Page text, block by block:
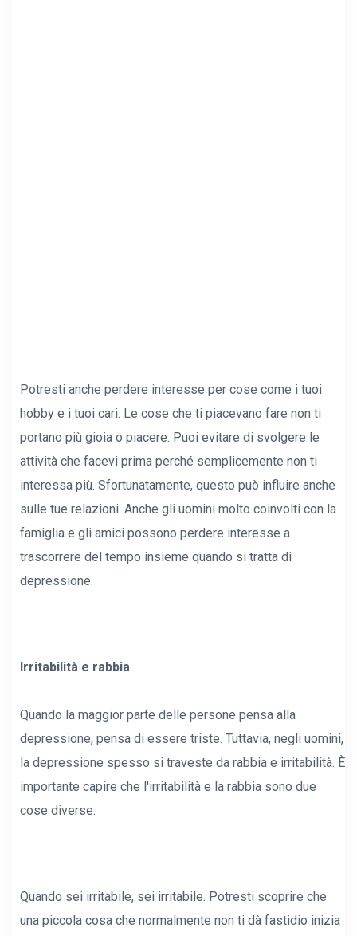
Potresti anche perdere interesse per cose come i tuoi
hobby e i tuoi cari. Le cose che ti piacevano fare non ti
portano più gioia o piacere. Puoi evitare di svolgere le
attività che facevi prima perché semplicemente non ti
interessa più. Sfortunatamente, questo può influire anche
sulle tue relazioni. Anche gli uomini molto coinvolti con la
famiglia e gli amici possono perdere interesse a
trascorrere del tempo insieme quando si tratta di
depressione.
Irritabilità e rabbia
Quando la maggior parte delle persone pensa alla
depressione, pensa di essere triste. Tuttavia, negli uomini,
la depressione spesso si traveste da rabbia e irritabilità. È
importante capire che l'irritabilità e la rabbia sono due
cose diverse.
Quando sei irritabile, sei irritabile. Potresti scoprire che
una piccola cosa che normalmente non ti dà fastidio inizia